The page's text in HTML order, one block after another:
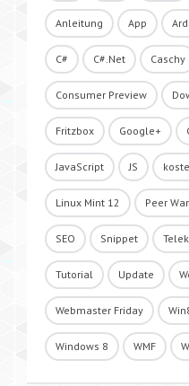
Anleitung App
C# C#.Net Caschy
Consumer Preview
Fritzbox Google+
JavaScript JS
Linux Mint 12 Peer
SEO Snippet
Tutorial Update
Webmaster Friday
Windows 8 WMF